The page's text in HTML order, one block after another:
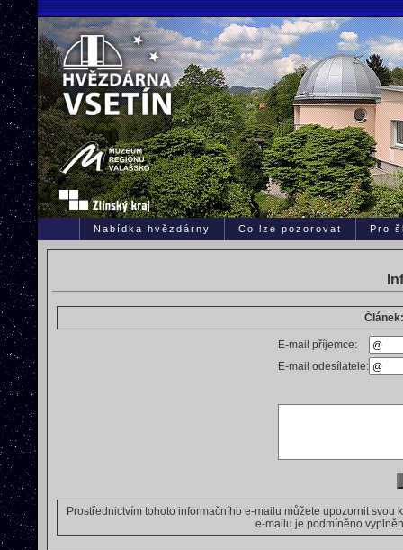
Nabídka hvězdárny Co lze pozorovat Pro
E-mail příjemce:
E-mail odesílatele:
Prostřednictvím tohoto informačního e-mailu můžete upozornit
e-mailu je podmíněno